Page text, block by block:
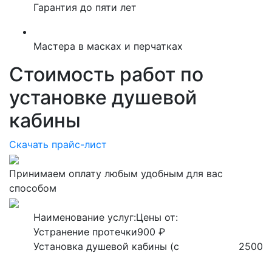
Гарантия до пяти лет
Мастера в масках и перчатках
Стоимость работ по
установке душевой
кабины
Скачать прайс-лист
Принимаем оплату любым удобным для вас
способом
Наименование услуг:Цены от:
Устранение протечки900 ₽
Установка душевой кабины (с
2500